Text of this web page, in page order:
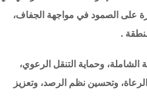
على الصمود في مواجهة الجفاف،
.
الشاملة، وحماية التنقل الرعوي،
وتحسين نظم الرصد، وتعزيز